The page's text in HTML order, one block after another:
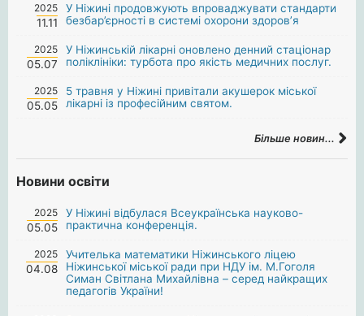
2025
11.11
У Ніжині продовжують впроваджувати стандарти
безбар’єрності в системі охорони здоров’я
2025
05.07
У Ніжинській лікарні оновлено денний стаціонар
поліклініки: турбота про якість медичних послуг.
2025
05.05
5 травня у Ніжині привітали акушерок міської
лікарні із професійним святом.
Більше новин...
Новини освіти
2025
05.05
У Ніжині відбулася Всеукраїнська науково-
практична конференція.
2025
04.08
Учителька математики Ніжинського ліцею
Ніжинської міської ради при НДУ ім. М.Гоголя
Симан Світлана Михайлівна – серед найкращих
педагогів України!